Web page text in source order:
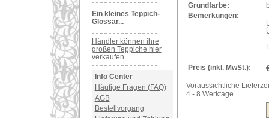
Ein kleines Teppich-
Glossar...
Händler können ihre
großen Teppiche hier
verkaufen
Info Center
Häufige Fragen (FAQ)
AGB
Bestellvorgang
Grundfarbe:
Bemerkungen:
Preis (inkl. MwSt.):
Voraussichtliche
4 - 8 Werktage